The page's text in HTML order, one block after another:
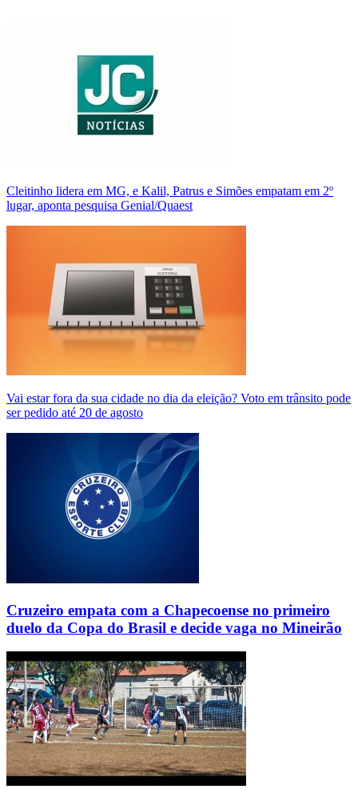
Cleitinho lidera em MG, e Kalil, Patrus e Simões empatam em 2º
lugar, aponta pesquisa Genial/Quaest
Vai estar fora da sua cidade no dia da eleição? Voto em trânsito pode
ser pedido até 20 de agosto
Cruzeiro empata com a Chapecoense no primeiro
duelo da Copa do Brasil e decide vaga no Mineirão